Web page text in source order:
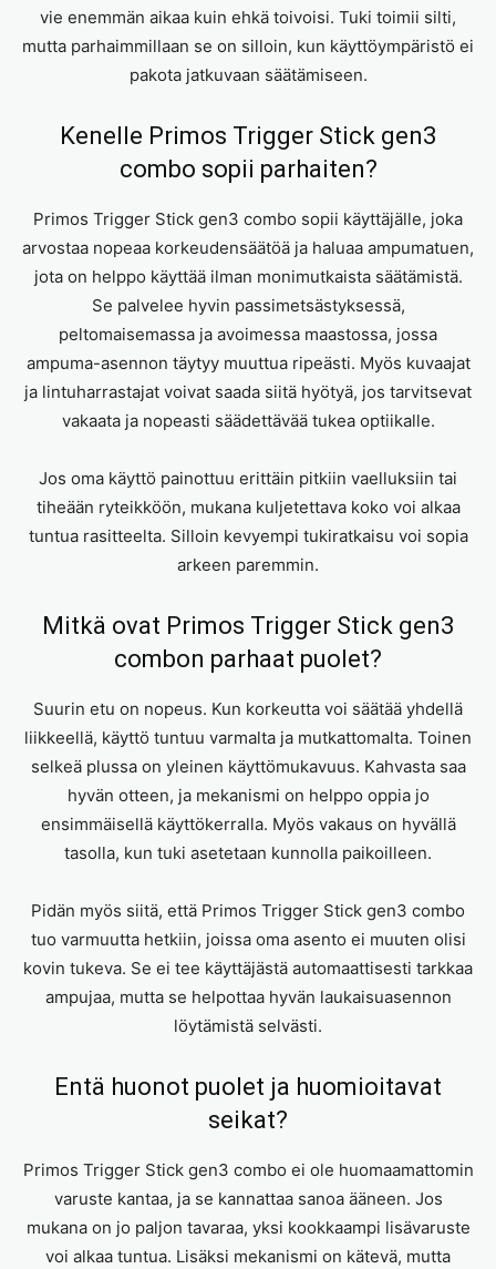
vie enemmän aikaa kuin ehkä toivoisi. Tuki toimii silti,
mutta parhaimmillaan se on silloin, kun käyttöympäristö ei
pakota jatkuvaan säätämiseen.
Kenelle Primos Trigger Stick gen3
combo sopii parhaiten?
Primos Trigger Stick gen3 combo sopii käyttäjälle, joka
arvostaa nopeaa korkeudensäätöä ja haluaa ampumatuen,
jota on helppo käyttää ilman monimutkaista säätämistä.
Se palvelee hyvin passimetsästyksessä,
peltomaisemassa ja avoimessa maastossa, jossa
ampuma-asennon täytyy muuttua ripeästi. Myös kuvaajat
ja lintuharrastajat voivat saada siitä hyötyä, jos tarvitsevat
vakaata ja nopeasti säädettävää tukea optiikalle.
Jos oma käyttö painottuu erittäin pitkiin vaelluksiin tai
tiheään ryteikköön, mukana kuljetettava koko voi alkaa
tuntua rasitteelta. Silloin kevyempi tukiratkaisu voi sopia
arkeen paremmin.
Mitkä ovat Primos Trigger Stick gen3
combon parhaat puolet?
Suurin etu on nopeus. Kun korkeutta voi säätää yhdellä
liikkeellä, käyttö tuntuu varmalta ja mutkattomalta. Toinen
selkeä plussa on yleinen käyttömukavuus. Kahvasta saa
hyvän otteen, ja mekanismi on helppo oppia jo
ensimmäisellä käyttökerralla. Myös vakaus on hyvällä
tasolla, kun tuki asetetaan kunnolla paikoilleen.
Pidän myös siitä, että Primos Trigger Stick gen3 combo
tuo varmuutta hetkiin, joissa oma asento ei muuten olisi
kovin tukeva. Se ei tee käyttäjästä automaattisesti tarkkaa
ampujaa, mutta se helpottaa hyvän laukaisuasennon
löytämistä selvästi.
Entä huonot puolet ja huomioitavat
seikat?
Primos Trigger Stick gen3 combo ei ole huomaamattomin
varuste kantaa, ja se kannattaa sanoa ääneen. Jos
mukana on jo paljon tavaraa, yksi kookkaampi lisävaruste
voi alkaa tuntua. Lisäksi mekanismi on kätevä, mutta